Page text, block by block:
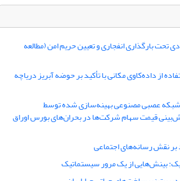
تحت بارگذاری انفجاری و تعیین حریم امن (مطالعه
داده‌کاوی مکانی با تأکید بر حوضه آبریز دریاچه
شبکه عصبی مصنوعی بهینه‌سازی شده توسط
قیمت سهام شرکت‌ها در بحران‌های بورس اوراق
بر نقش رسانه‌های اجتماعی
بینش‌هایی از یک مرور سیستماتیک